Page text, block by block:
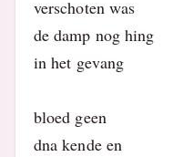
verschoten was
de damp nog hing
in het gevang
bloed geen
dna kende en